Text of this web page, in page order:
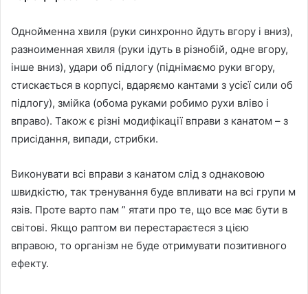
Однойменна хвиля (руки синхронно йдуть вгору і вниз),
разноименная хвиля (руки ідуть в різнобій, одне вгору,
інше вниз), удари об підлогу (піднімаємо руки вгору,
стискається в корпусі, вдаряємо кантами з усієї сили об
підлогу), змійка (обома руками робимо рухи вліво і
вправо). Також є різні модифікації вправи з канатом – з
присідання, випади, стрибки.
Виконувати всі вправи з канатом слід з однаковою
швидкістю, так тренування буде впливати на всі групи м
язів. Проте варто пам ” ятати про те, що все має бути в
світові. Якщо раптом ви перестараєтеся з цією
вправою, то організм не буде отримувати позитивного
ефекту.